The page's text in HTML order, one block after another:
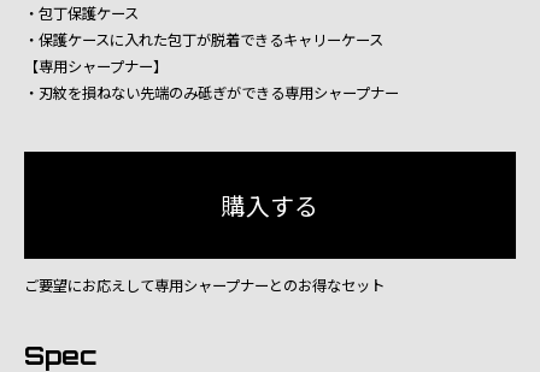
・包丁保護ケース
・保護ケースに入れた包丁が脱着できるキャリーケース
【専用シャープナー】
・刃紋を損ねない先端のみ砥ぎができる専用シャープナー
ご要望にお応えして専用シャープナーとのお得なセット
Spec